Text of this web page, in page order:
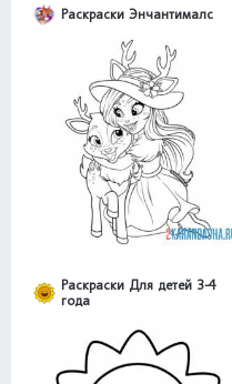
Раскраски Энчантималс
Раскраски Для детей 3-4
года